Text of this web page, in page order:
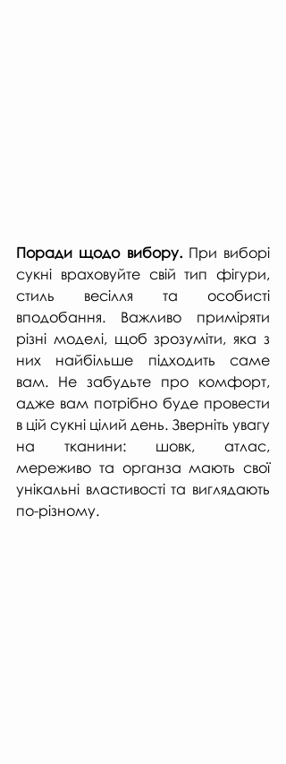
Поради щодо вибору. При виборі
сукні враховуйте свій тип фігури,
стиль весілля та особисті
вподобання. Важливо приміряти
різні моделі, щоб зрозуміти, яка з
них найбільше підходить саме
вам. Не забудьте про комфорт,
адже вам потрібно буде провести
в цій сукні цілий день. Зверніть увагу
на тканини: шовк, атлас,
мереживо та органза мають свої
унікальні властивості та виглядають
по-різному.